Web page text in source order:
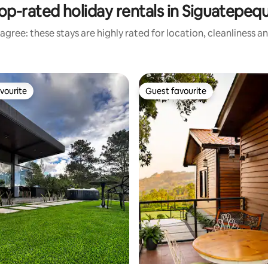
rated holiday rentals in
these stays are highly rated for location, cleanliness
245 reviews
Guest favourite
Guest favourite